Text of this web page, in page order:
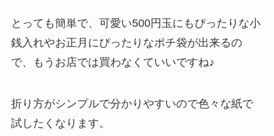
とっても簡単で、可愛い500円玉にもぴったりな小
銭入れやお正月にぴったりなポチ袋が出来るの
で、もうお店では買わなくていいですね♪
折り方がシンプルで分かりやすいので色々な紙で
試したくなります。